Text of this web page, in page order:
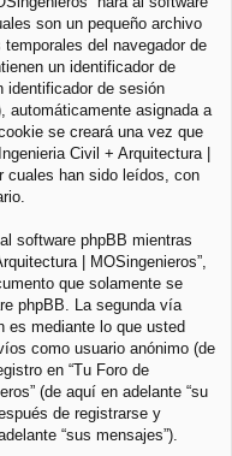
son un pequeño archivo
del navegador de
un identificador de
identificador de sesión
automáticamente asignada a
se creará una vez que
Civil + Arquitectura |
cuales han sido leídos, con
software phpBB mientras
| MOSingenieros”,
que solamente se
phpBB. La segunda vía
es mediante lo que usted
como usuario anónimo (de
en “Tu Foro de
(de aquí en adelante “su
de registrarse y
“sus mensajes”).